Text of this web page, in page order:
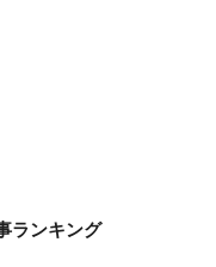
ランキング